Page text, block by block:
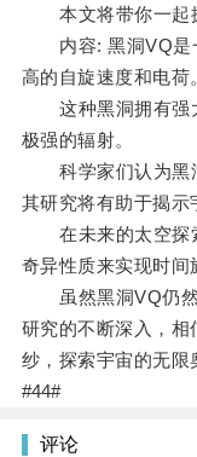
本文将带你一起探
内容: 黑洞VQ是
高的自旋速度和电荷
这种黑洞拥有强
极强的辐射。
科学家们认为黑洞
其研究将有助于揭示
在未来的太空探
奇异性质来实现时间
虽然黑洞VQ仍然
研究的不断深入，
纱，探索宇宙的无限
#44#
评论